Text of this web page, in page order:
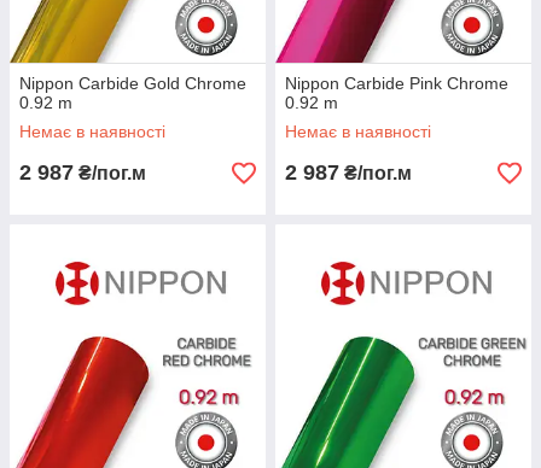
Nippon Сarbide Gold Chrome
0.92 m
Немає в наявності
2 987 ₴/пог.м
Nippon Сarbide Pink Chrome
0.92 m
Немає в наявності
2 987 ₴/пог.м